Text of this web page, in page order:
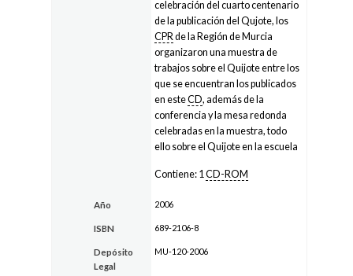
celebración del cuarto centenario
de la publicación del Qujote, los
CPR de la Región de Murcia
organizaron una muestra de
trabajos sobre el Quijote entre los
que se encuentran los publicados
en esteCD, además de la
conferencia y la mesa redonda
celebradas en la muestra, todo
ello sobre el Quijote en la escuela
Contiene: 1CD-ROM
Año 2006
ISBN 689-2106-8
Depósito
Legal
MU-120-2006